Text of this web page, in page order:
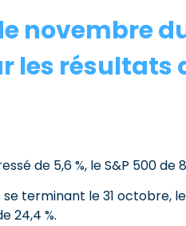
novembre
les résultats
de 5,6 %, le S&P 500 de
terminant le 31 octobre,
24,4 %.